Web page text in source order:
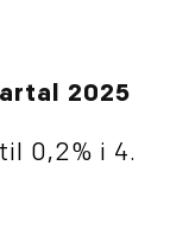
2025
0,2% i 4.